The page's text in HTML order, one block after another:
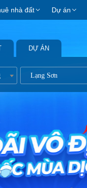
nhà đất Dự án
DỰ ÁN
Lạng Sơn